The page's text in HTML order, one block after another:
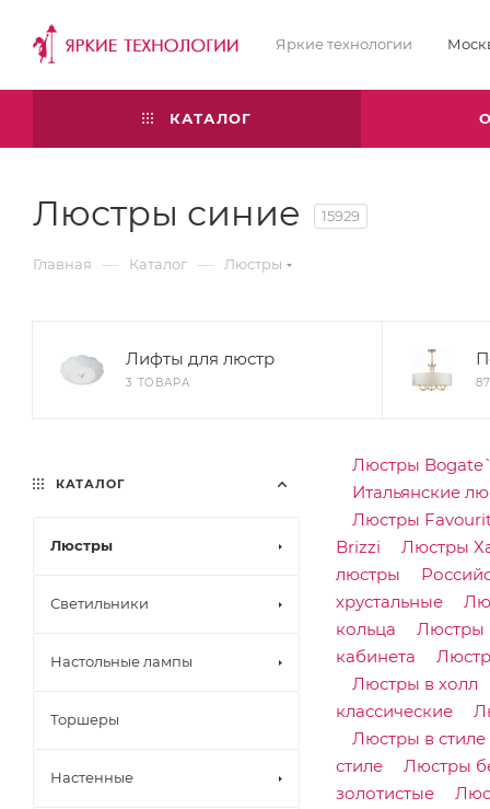
Яркие технологии
КАТАЛОГ
Люстры синие 15929
Главная — Каталог — Люстры
Лифты для люстр
3 ТОВАРА
Люстры
Итальянские
Люстры
Brizzi
Люстры
люстры
хрустальные
кольца
Люстры
кабинета
Люстры в холл
классические
Люстры в
стиле
Люстры
золотистые
КАТАЛОГ
Люстры
Светильники
Настольные лампы
Торшеры
Настенные